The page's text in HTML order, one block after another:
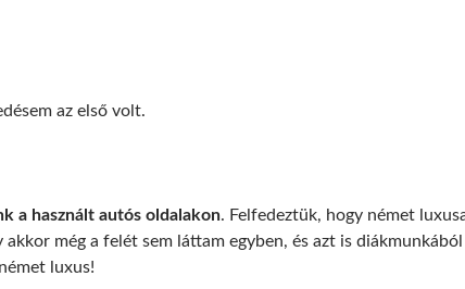
az első volt.
a használt autós oldalakon. Felfedeztük, hogy német
akkor még a felét sem láttam egyben, és azt is
luxus!